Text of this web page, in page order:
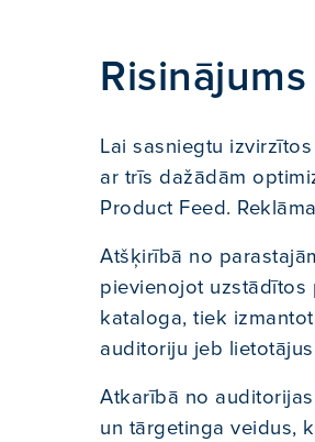
Risinājums
Lai sasniegtu
ar trīs dažādām
Product Feed.
Atšķirībā no
pievienojot uzstādītos
kataloga, tiek
auditoriju jeb
Atkarībā no
un tārgetinga veidus,